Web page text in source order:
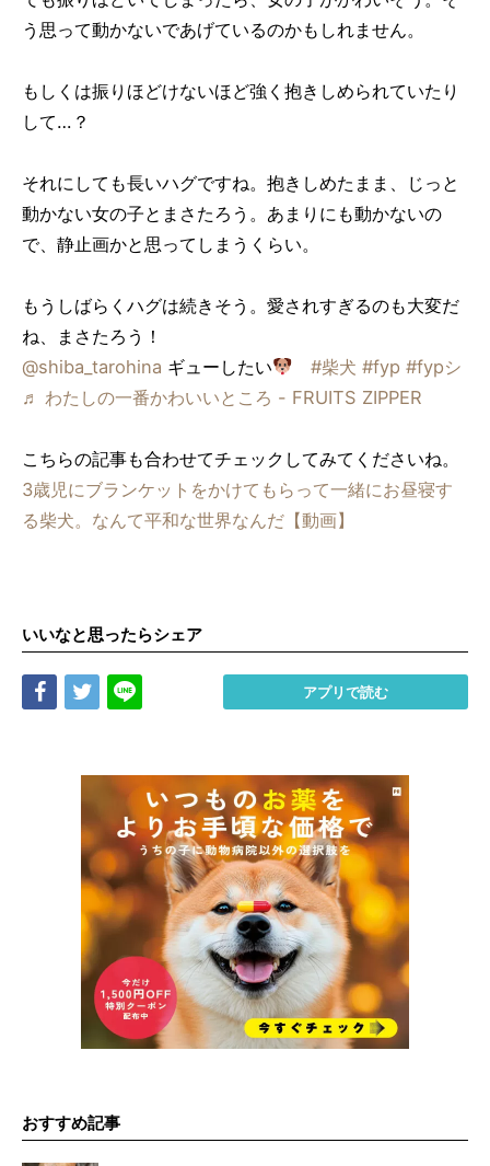
う思って動かないであげているのかもしれません。
もしくは振りほどけないほど強く抱きしめられていたり
して…？
それにしても長いハグですね。抱きしめたまま、じっと
動かない女の子とまさたろう。あまりにも動かないの
で、静止画かと思ってしまうくらい。
もうしばらくハグは続きそう。愛されすぎるのも大変だ
ね、まさたろう！
@shiba_tarohina ギューしたい #柴犬 #fyp #fypシ
♬ わたしの一番かわいいところ - FRUITS ZIPPER
こちらの記事も合わせてチェックしてみてくださいね。
3歳児にブランケットをかけてもらって一緒にお昼寝す
る柴犬。なんて平和な世界なんだ【動画】
いいなと思ったらシェア
Share Tweet アプリで読む
おすすめ記事